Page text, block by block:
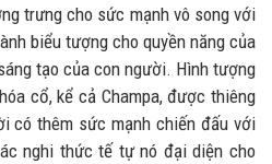
trưng cho sức mạnh vô song với
biểu tượng cho quyền năng của
tạo của con người. Hình tượng
cổ, kể cả Champa, được thiêng
có thêm sức mạnh chiến đấu với
nghi thức tế tự nó đại diện cho